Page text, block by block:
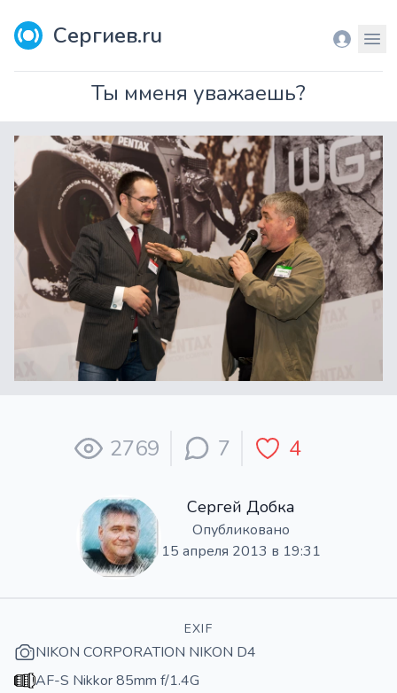
Сергиев.ru Вход
Ты мменя уважаешь?
2769 7 4
Сергей Добка
Опубликовано
15 апреля 2013 в 19:31
EXIF
NIKON CORPORATION NIKON D4
AF-S Nikkor 85mm f/1.4G